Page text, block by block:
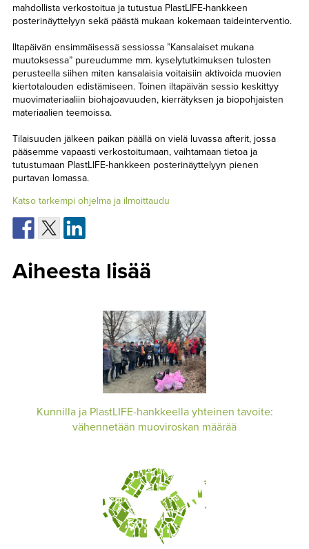
mahdollista verkostoitua ja tutustua PlastLIFE-hankkeen
posterinäyttelyyn sekä päästä mukaan kokemaan taideinterventio.
Iltapäivän ensimmäisessä sessiossa ”Kansalaiset mukana
muutoksessa” pureudumme mm. kyselytutkimuksen tulosten
perusteella siihen miten kansalaisia voitaisiin aktivoida muovien
kiertotalouden edistämiseen. Toinen iltapäivän sessio keskittyy
muovimateriaaliin biohajoavuuden, kierrätyksen ja biopohjaisten
materiaalien teemoissa.
Tilaisuuden jälkeen paikan päällä on vielä luvassa afterit, jossa
pääsemme vapaasti verkostoitumaan, vaihtamaan tietoa ja
tutustumaan PlastLIFE-hankkeen posterinäyttelyyn pienen
purtavan lomassa.
Katso tarkempi ohjelma ja ilmoittaudu
Aiheesta lisää
Kunnilla ja PlastLIFE-hankkeella yhteinen tavoite:
vähennetään muoviroskan määrää